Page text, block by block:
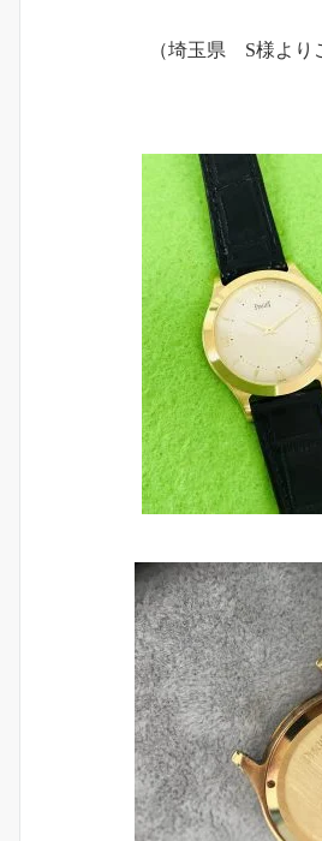
（埼玉県 S様より